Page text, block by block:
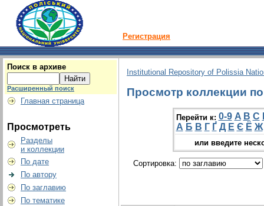
Регистрация
Поиск в архиве
Расширенный поиск
Главная страница
Просмотреть
Разделы
и коллекции
По дате
По автору
По заглавию
По тематике
Institutional Repository of Polissia
Просмотр коллекции
Перейти к: 0-9 A B C
А Б В Г Ґ Д Е Є Ё Ж
или введите
Сортировка: